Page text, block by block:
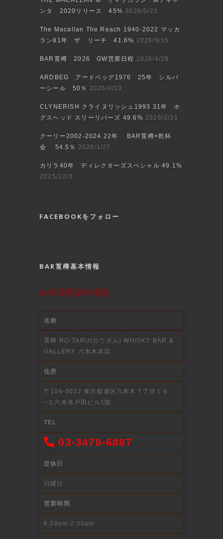
ンタ 2020リリース 45% 2026/5/23
The Macallan The Reach 1940-2022 マッカ
ラン81年 ザ リーチ 41.6% 2026/5/15
BAR莨樽 2026 GW営業日程 2026/4/29
ARDBEG アードベッグ1976 25年 シルバ
ーシール 50％
2026/4/10
CLYNERISH クライヌリッシュ1993 31年 ホ
グスヘッド スリーリバーズ 49.6% 2026/3/31
クーリー2002‐2024 22年 BAR莨樽×乾杯
会 54.5％
2026/1/27
カリラ40年 ディレクターズスペシャル 49.1%
2025/12/3
FACEBOOKをフォロー
BAR莨樽基本情報
BAR莨樽基本情報
名称
莨樽 RO-TARU(ロウタル) WHISKY BAR &
GALLERY 六本木本店
住所
〒106-0032 東京都港区六本木７丁目１６
−５六本木戸田ビル1階
TEL
03-3478-6887
定休日
日曜日
営業時間
6:00pm-2:00am